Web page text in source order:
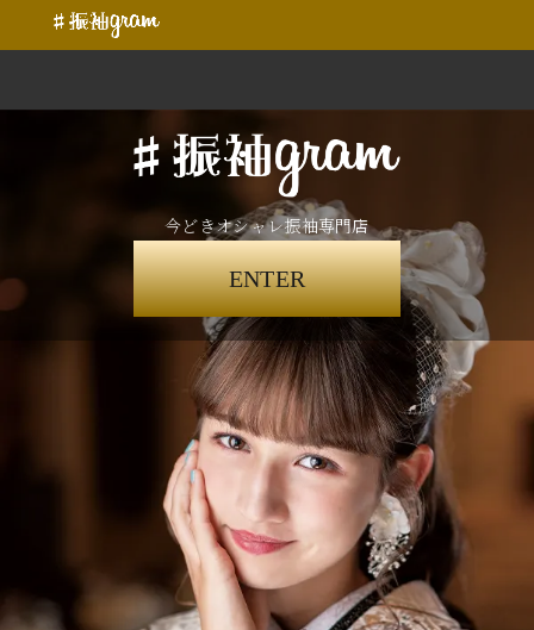
今どきオシャレ振袖専門店
ENTER